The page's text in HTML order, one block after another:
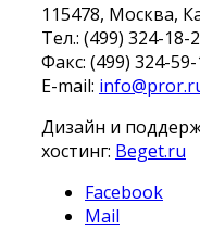
115478, Москва,
Тел.: (499) 324-18-
Факс: (499) 324-59-
E-mail:
Дизайн и
хостинг: Beget.ru
Facebook
Mail